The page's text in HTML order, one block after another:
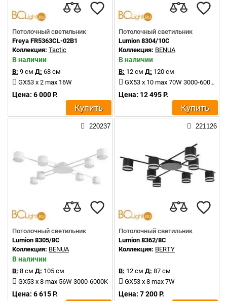
Потолочный светильник
Freya FR5363CL-02B1
Коллекция: Tactic
В наличии
В: 9 см Д: 68 см
GX53 x 2 max 16W
Цена: 6 000 Р.
Купить
Потолочный светильник
Lumion 8304/10C
Коллекция: BENUA
В наличии
В: 12 см Д: 120 см
GX53 x 10 max 70W 3000-6000K
Цена: 12 495 Р.
Купить
220237
Потолочный светильник
Lumion 8305/8C
Коллекция: BENUA
В наличии
В: 8 см Д: 105 см
GX53 x 8 max 56W 3000-6000K
Цена: 6 615 Р.
221126
Потолочный светильник
Lumion 8362/8C
Коллекция: BERTY
В: 12 см Д: 87 см
GX53 x 8 max 7W
Цена: 7 200 Р.